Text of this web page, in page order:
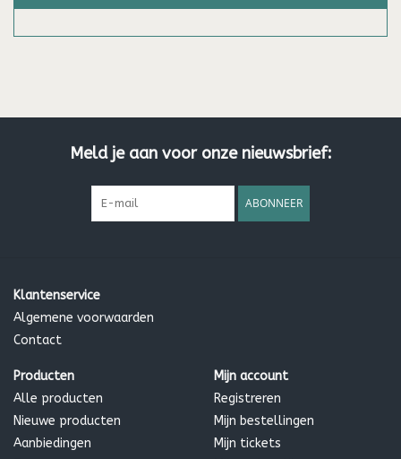
Meld je aan voor onze nieuwsbrief:
ABONNEER
Klantenservice
Algemene voorwaarden
Contact
Producten
Alle producten
Nieuwe producten
Aanbiedingen
Mijn account
Registreren
Mijn bestellingen
Mijn tickets